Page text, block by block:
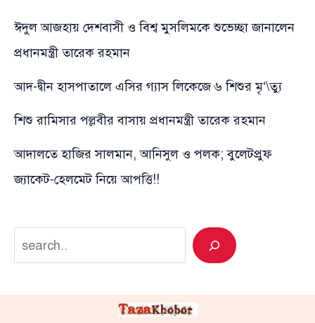
ঈদুল আজহায় দেশবাসী ও বিশ্ব মুসলিমকে শুভেচ্ছা জানালেন
প্রধানমন্ত্রী তারেক রহমান
আদ-দ্বীন হাসপাতালে এসির গ্যাস লিকেজে ৬ শিশুর মৃ’\ত্যু
শিশু রামিসার পল্লবীর বাসায় প্রধানমন্ত্রী তারেক রহমান
আদালতে হাজির সালমান, আনিসুল ও পলক; বুলেটপ্রুফ
জ্যাকেট-হেলমেট নিয়ে আপত্তি!!
Search